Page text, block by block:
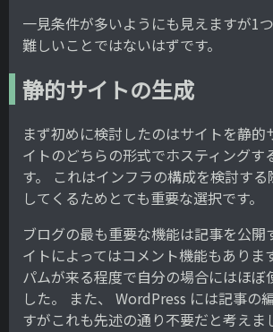
一見条件が多いようにも見えますが1
難しいことではないはずです。
静的サイトの生成
まず初めに検討したのはサイトを静的
イトのどちらの形式でホスティングす
す。 これはインフラの構成を検討す
してくるためとても重要な選択です。
ブログの最も重要な機能は記事を公開
イトによってはコメント機能もありま
パムが来る程度で自分の場合にはほぼ
した。 また、 WordPress には記事の
すがこれも先述の通り不要だと考えま